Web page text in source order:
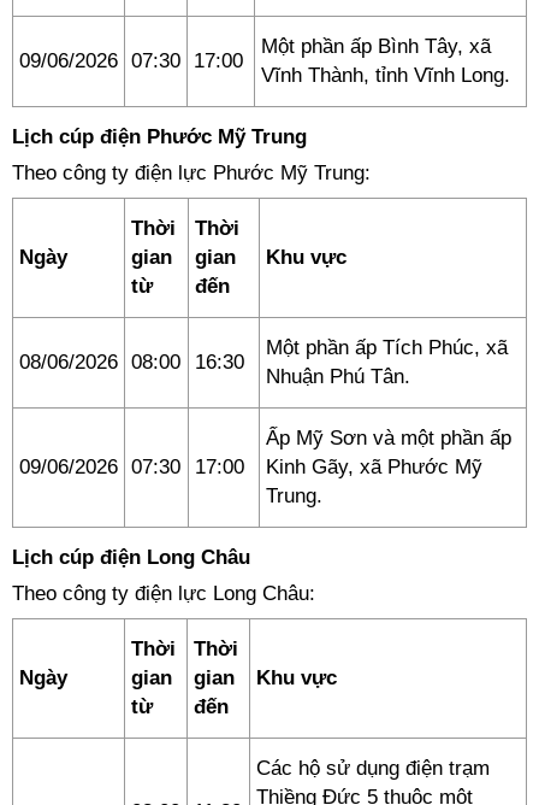
09/06/2026 07:30 17:00
Một phần ấp Bình Tây, xã
Vĩnh Thành, tỉnh Vĩnh Long.
Lịch cúp điện Phước Mỹ Trung
Theo công ty điện lực Phước Mỹ Trung:
Ngày
Thời
gian
từ
Thời
gian
đến
Khu vực
08/06/2026 08:00 16:30
Một phần ấp Tích Phúc, xã
Nhuận Phú Tân.
09/06/2026 07:30 17:00
Ấp Mỹ Sơn và một phần ấp
Kinh Gãy, xã Phước Mỹ
Trung.
Lịch cúp điện Long Châu
Theo công ty điện lực Long Châu:
Ngày
Thời
gian
từ
Thời
gian
đến
Khu vực
Các hộ sử dụng điện trạm
Thiềng Đức 5 thuộc một